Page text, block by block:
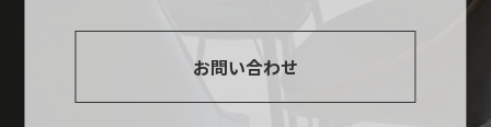
お問い合わせ